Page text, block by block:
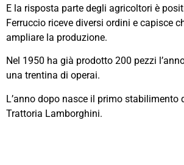
E la risposta parte degli agricoltori è
Ferruccio riceve diversi ordini e capisce
ampliare la produzione.
Nel 1950 ha già prodotto 200 pezzi
una trentina di operai.
L’anno dopo nasce il primo stabilimento
Trattoria Lamborghini.